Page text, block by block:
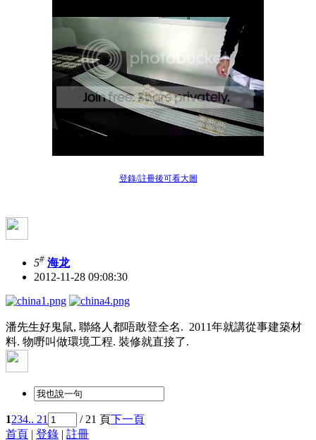
登錄/註冊後可看大圖
5# 海龙
2012-11-28 09:08:30
潘先生好鬼鼠, 聯絡人都唔敢登全名. 2011年就講從事建築材
料. 物嘢叫做環境工程. 裝修就直接了.
1234.. 21 / 21 頁
下一頁
首頁
登錄 註冊